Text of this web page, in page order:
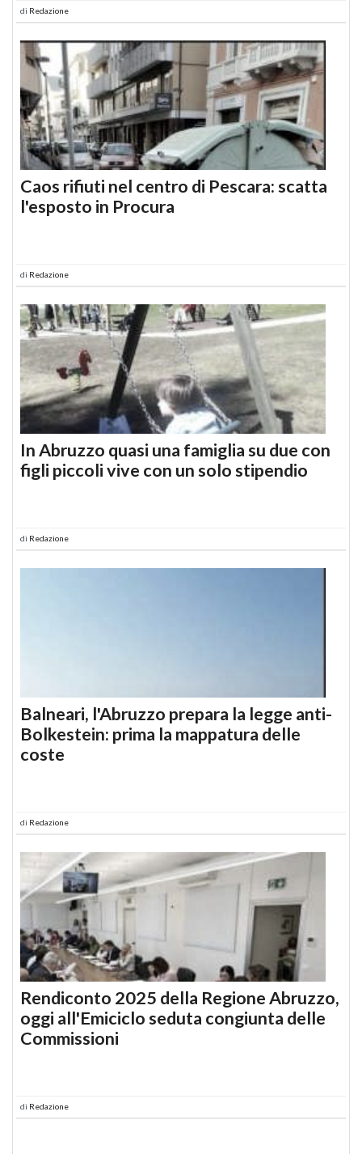
di Redazione
Caos rifiuti nel centro di Pescara: scatta
l'esposto in Procura
di Redazione
In Abruzzo quasi una famiglia su due con
figli piccoli vive con un solo stipendio
di Redazione
Balneari, l'Abruzzo prepara la legge anti-
Bolkestein: prima la mappatura delle
coste
di Redazione
Rendiconto 2025 della Regione Abruzzo,
oggi all'Emiciclo seduta congiunta delle
Commissioni
di Redazione